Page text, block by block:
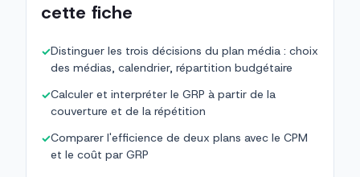
cette fiche
✓Distinguer les trois décisions du plan média : choix
des médias, calendrier, répartition budgétaire
✓Calculer et interpréter le GRP à partir de la
couverture et de la répétition
✓Comparer l'efficience de deux plans avec le CPM
et le coût par GRP